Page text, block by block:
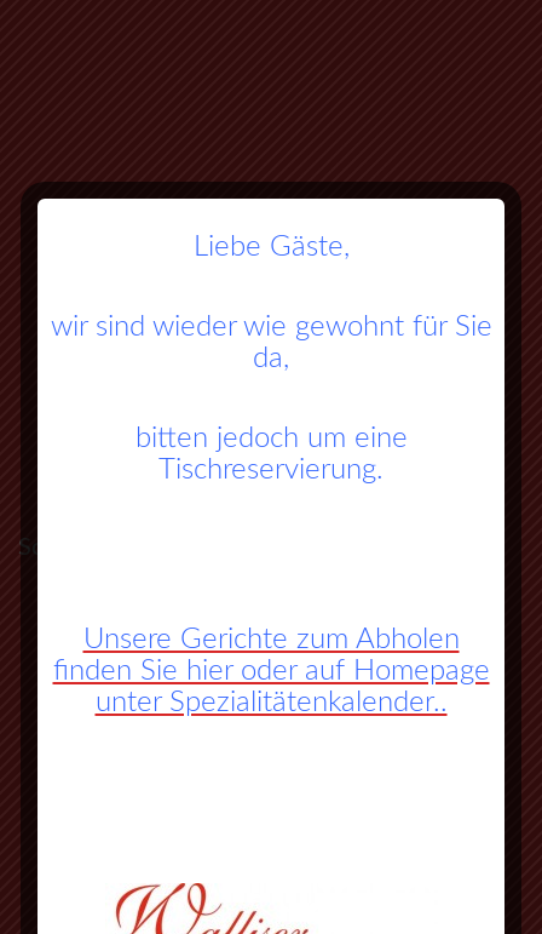
So finden Sie zu uns:
Abfahrt Herborn Süd (Nr. 27)
an der 3. Ampel rechts abbiegen
nächste Strasse wieder rechts
Liebe Gäste,
wir sind wieder wie gewohnt für Sie
da,
bitten jedoch um eine
Tischreservierung.
Unsere Gerichte zum Abholen
finden Sie hier oder auf Homepage
unter Spezialitätenkalender..